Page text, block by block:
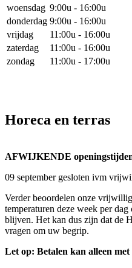
woensdag 9:00u - 16:00u
donderdag 9:00u - 16:00u
vrijdag
11:00u - 16:00u
zaterdag
11:00u - 16:00u
zondag
11:00u - 17:00u
Horeca en terras
AFWIJKENDE
09 september gesloten ivm
Verder beoordelen onze
temperaturen deze week per
blijven. Het kan dus zijn dat de
vragen om uw begrip.
Let op: Betalen kan alleen